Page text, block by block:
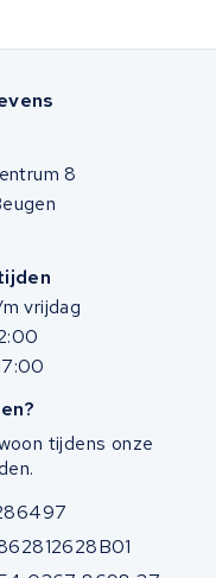
8
vrijdag
tijdens onze